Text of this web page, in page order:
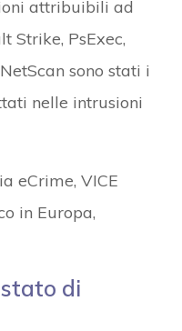
attribuibili ad
Strike, PsExec,
sono stati i
nelle intrusioni
eCrime, VICE
in Europa,
di